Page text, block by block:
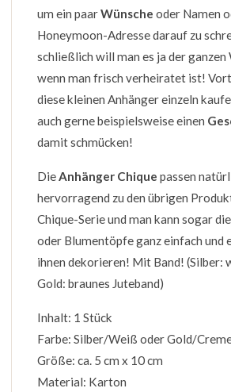
um ein paarWünsche oder Namen
Honeymoon-Adresse darauf zu
schließlich will man es ja der
wenn man frisch verheiratet ist!
diese kleinen Anhänger einzeln
auch gerne beispielsweise einen
damit schmücken!
DieAnhänger Chique passen
hervorragend zu den übrigen
Chique-Serie und man kann sogar
oder Blumentöpfe ganz einfach und
ihnen dekorieren! Mit Band! (Silber:
Gold: braunes Juteband)
Inhalt: 1 Stück
Farbe: Silber/Weiß oder Gold/
Größe: ca. 5 cm x 10 cm
Material: Karton